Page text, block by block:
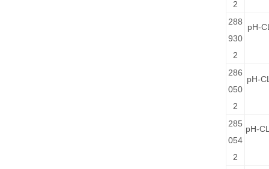
2
288
930
2
pH-
286
050
2
pH-
285
054
2
pH-